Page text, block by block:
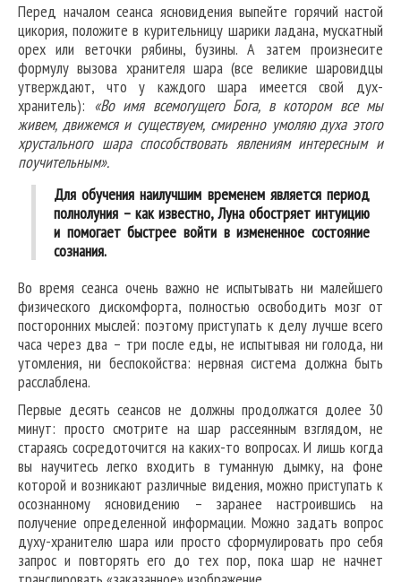
Перед началом сеанса ясновидения выпейте горячий настой
цикория, положите в курительницу шарики ладана, мускатный
орех или веточки рябины, бузины. А затем произнесите
формулу вызова хранителя шара (все великие шаровидцы
утверждают, что у каждого шара имеется свой дух-
хранитель): «Во имя всемогущего Бога, в котором все мы
живем, движемся и существуем, смиренно умоляю духа этого
хрустального шара способствовать явлениям интересным и
поучительным».
Для обучения наилучшим временем является период
полнолуния – как известно, Луна обостряет интуицию
и помогает быстрее войти в измененное состояние
сознания.
Во время сеанса очень важно не испытывать ни малейшего
физического дискомфорта, полностью освободить мозг от
посторонних мыслей: поэтому приступать к делу лучше всего
часа через два – три после еды, не испытывая ни голода, ни
утомления, ни беспокойства: нервная система должна быть
расслаблена.
Первые десять сеансов не должны продолжатся долее 30
минут: просто смотрите на шар рассеянным взглядом, не
стараясь сосредоточится на каких-то вопросах. И лишь когда
вы научитесь легко входить в туманную дымку, на фоне
которой и возникают различные видения, можно приступать к
осознанному ясновидению – заранее настроившись на
получение определенной информации. Можно задать вопрос
духу-хранителю шара или просто сформулировать про себя
запрос и повторять его до тех пор, пока шар не начнет